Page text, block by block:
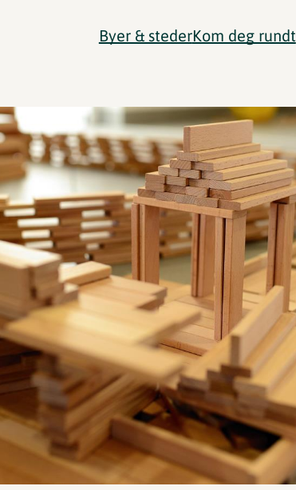
Byer & stederKom deg rundt